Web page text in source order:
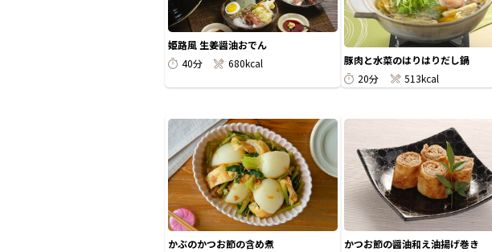
姫路風 生姜醤油おでん
40分
680kcal
豚肉と水菜のはりはりだし鍋
20分
513kcal
かぶのかつお節の含め煮
かつお節の醤油和え油揚げ巻き